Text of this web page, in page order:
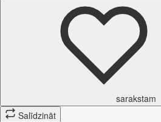
sarakstam
Salīdzināt